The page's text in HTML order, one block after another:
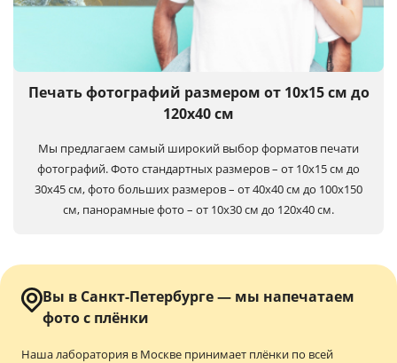
Печать фотографий размером от 10х15 см до
120х40 см
Мы предлагаем самый широкий выбор форматов печати
фотографий. Фото стандартных размеров – от 10х15 см до
30х45 см, фото больших размеров – от 40х40 см до 100x150
см, панорамные фото – от 10х30 см до 120х40 см.
Вы в Санкт-Петербурге — мы напечатаем
фото с плёнки
Наша лаборатория в Москве принимает плёнки по всей